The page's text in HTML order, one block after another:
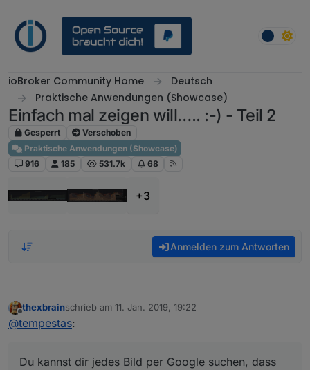
ioBroker Community Home
Deutsch
Praktische Anwendungen (Showcase)
Einfach mal zeigen will….. :-) - Teil 2
Gesperrt
Verschoben
Praktische Anwendungen (Showcase)
916
185 531.7k 68
+3
Anmelden zum Antworten
Offline
thexbrainschrieb am 11. Jan. 2019, 19:22
zuletzt editiert von
@tempestas:
Du kannst dir jedes Bild per Google suchen, dass